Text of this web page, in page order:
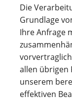
Die
Grundlage
Ihre Anfrage
allen übrigen
unserem
effektiven